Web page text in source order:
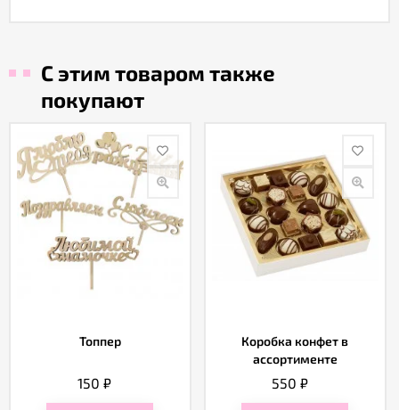
С этим товаром также
покупают
Топпер
150₽
Коробка конфет в
ассортименте
550 ₽